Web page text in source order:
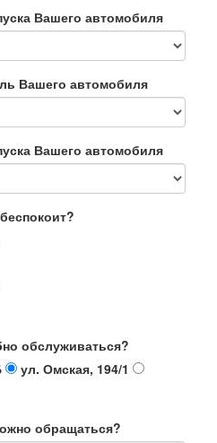
Вашего автомобиля
Вашего автомобиля
Вашего автомобиля
обслуживаться?
ул. Омская, 194/1
обращаться?